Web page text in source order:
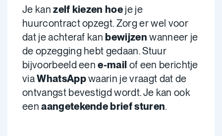
Je kanzelf kiezen hoe je je
huurcontract opzegt. Zorg er wel voor
dat je achteraf kanbewijzenwanneer je
de opzegging hebt gedaan. Stuur
bijvoorbeeld eene-mail of een berichtje
viaWhatsAppwaarin je vraagt dat de
ontvangst bevestigd wordt. Je kan ook
eenaangetekende brief sturen.